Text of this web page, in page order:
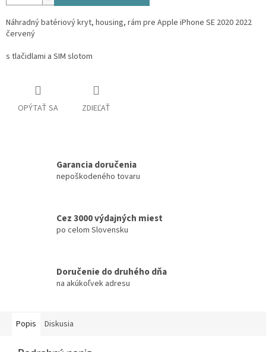
Náhradný batériový kryt, housing, rám pre Apple iPhone SE 2020 2022
červený
s tlačidlami a SIM slotom
OPÝTAŤ SA ZDIEĽAŤ
Garancia doručenia
nepoškodeného tovaru
Cez 3000 výdajných miest
po celom Slovensku
Doručenie do druhého dňa
na akúkoľvek adresu
Popis Diskusia